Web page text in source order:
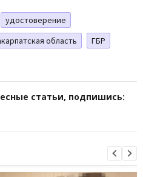
удостоверение
область
ГБР
статьи, подпишись: